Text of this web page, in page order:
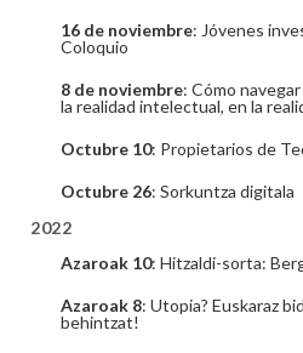
16 de noviembre: Jóvenes
Coloquio
8 de noviembre: Cómo
la realidad intelectual, en la
Octubre 10: Propietarios de
Octubre 26: Sorkuntza digitala
2022
Azaroak 10: Hitzaldi-sorta:
Azaroak 8: Utopia? Euskaraz
behintzat!